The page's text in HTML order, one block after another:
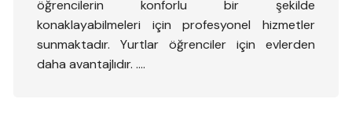
öğrencilerin konforlu bir şekilde
konaklayabilmeleri için profesyonel hizmetler
sunmaktadır. Yurtlar öğrenciler için evlerden
daha avantajlıdır. ….